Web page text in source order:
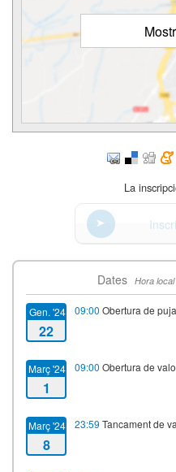
La
Dates Hora
Gen. '24
22
09:00 Obertura de
Març '24
1
09:00 Obertura de
Març '24
8
23:59 Tancament de